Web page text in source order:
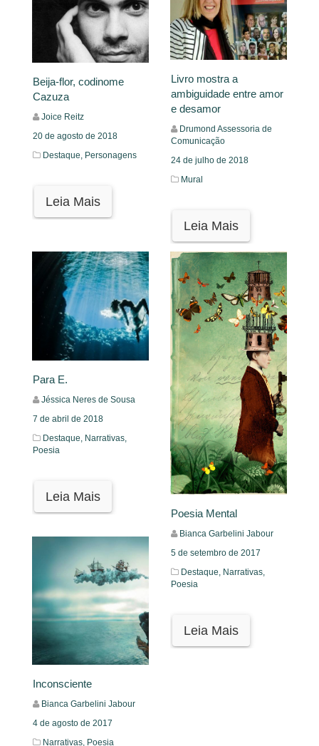
Beija-flor, codinome
Cazuza
Joice Reitz
20 de agosto de 2018
Destaque, Personagens
Leia Mais
Livro mostra a
ambiguidade entre amor
e desamor
Drumond Assessoria de
Comunicação
24 de julho de 2018
Mural
Leia Mais
Para E.
Jéssica Neres de Sousa
7 de abril de 2018
Destaque, Narrativas,
Poesia
Leia Mais
Poesia Mental
Bianca Garbelini Jabour
5 de setembro de 2017
Destaque, Narrativas,
Poesia
Leia Mais
Inconsciente
Bianca Garbelini Jabour
4 de agosto de 2017
Narrativas, Poesia